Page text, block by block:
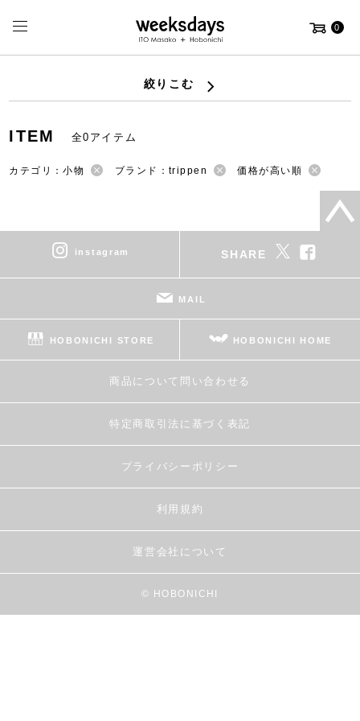
0
絞りこむ
ITEM 全0アイテム
カテゴリ：小物 ブランド：trippen 価格が高い順
instagram SHARE
MAIL
HOBONICHI STORE HOBONICHI HOME
商品について問い合わせる
特定商取引法に基づく表記
プライバシーポリシー
利用規約
運営会社について
© HOBONICHI